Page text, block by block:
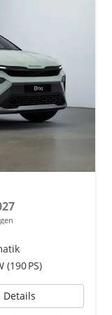
(190 PS)
Details